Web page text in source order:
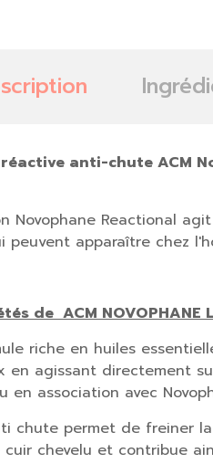
anti-chute ACM
Novophane Reactional
peuvent apparaître chez
deACM NOVOPHANE
riche en huiles
en agissant directement
en association avec
chute permet de freiner
cuir chevelu et contribue